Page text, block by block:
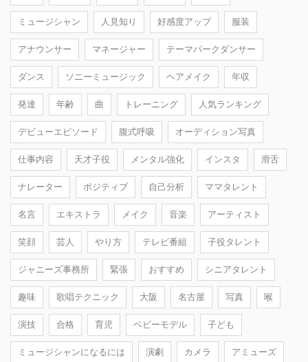
ミュージシャン 人見知り 好感度アップ 服装
アナウンサー マネージャー テーマパークダンサー
ダンス ソニーミュージック ヘアメイク 年収
発達 年齢 曲 トレーニング 人気ランキング
デビューエピソード 腹式呼吸 オーディション写真
仕事内容 天才子役 メンタル強化 インスタ 滑舌
ナレーター ポジティブ 自己分析 ママタレント
名言 エキストラ メイク 音楽 アーティスト
笑顔 芸人 やり方 テレビ番組 子役タレント
ジャニーズ事務所 緊張 おすすめ シニアタレント
趣味 歌唱テクニック 大阪 名古屋 写真 喉
演技 合格 育児 ベビーモデル 子ども
ミュージシャンになるには 演劇 カメラ アミューズ